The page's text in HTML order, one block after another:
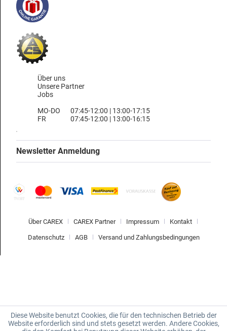
Über uns
Unsere Partner
Jobs
MO-DO
FR
07:45-12:00 | 13:00-17:15
07:45-12:00 | 13:00-16:15
Newsletter Anmeldung
Über CAREX CAREX Partner Impressum Kontakt
Datenschutz AGB Versand und Zahlungsbedingungen
Diese Website benutzt Cookies, die für den technischen Betrieb der
Website erforderlich sind und stets gesetzt werden. Andere Cookies,